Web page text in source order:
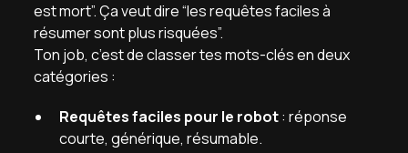
est mort”. Ça veut dire “les requêtes faciles à
résumer sont plus risquées”.
Ton job, c’est de classer tes mots-clés en deux
catégories :
Requêtes faciles pour le robot: réponse
courte, générique, résumable.